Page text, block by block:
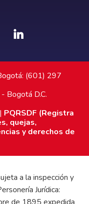
(601) 297
Bogotá D.C.
| PQRSDF (Registra
quejas,
y derechos de
a la inspección y
Jurídica:
de 1895 expedida